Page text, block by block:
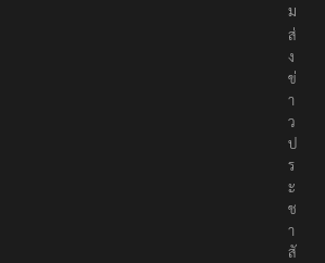
ม
ส่
ง
ข่
า
ว
ป
ร
ะ
ช
า
สั